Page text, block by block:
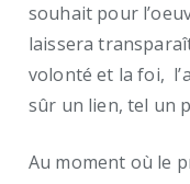
souhait pour
laissera
volonté et la foi,
sûr un lien, tel un
Au moment où le